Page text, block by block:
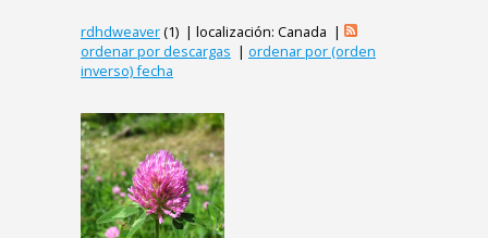
rdhdweaver(1) | localización: Canada |
ordenar por descargas | ordenar por (orden
inverso) fecha